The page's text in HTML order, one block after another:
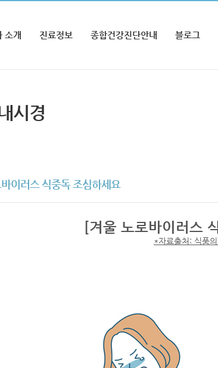
소개 진료정보 종합건강진단안내 블로그
시경
이러스 식중독 조심하세요
[겨울 노로바이러스
*자료출처: 식품